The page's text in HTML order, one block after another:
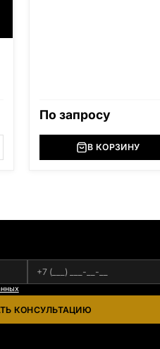
По запросу
В КОРЗИНУ
КОНСУЛЬТАЦИЮ